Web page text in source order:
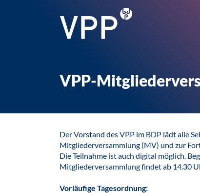
VPP-
Der Vorstand des VPP im BDP lädt alle
Mitgliederversammlung (MV) und zur
Die Teilnahme ist auch digital möglich.
Mitgliederversammlung findet ab 14.30
Vorläufige Tagesordnung: